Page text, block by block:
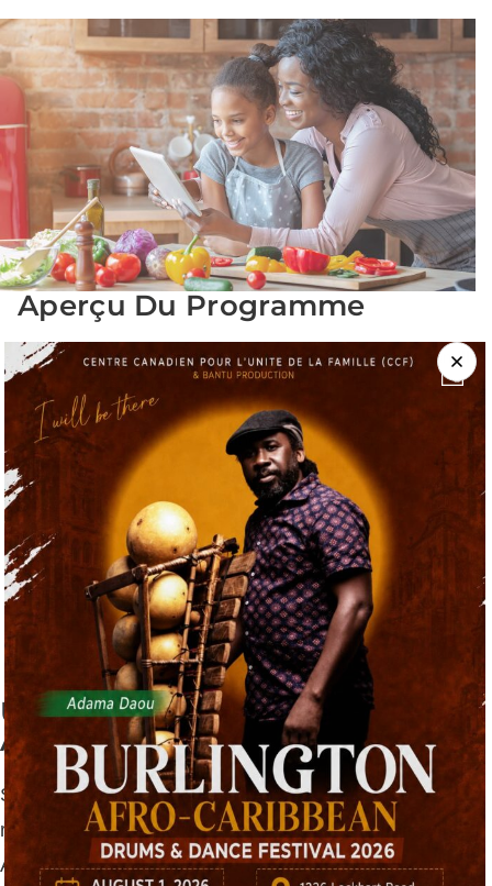
Aperçu Du Programme
Nos ateliers de cuisines adaptés à la situation des familles
favorisent l’autonomie de ces derniers, et leur permettront
d’économiser du temps et de l’argent en développant des
habitudes alimentaires saines. Nos ateliers de cuisine
favorisent également le transfert intergénérationnel des
cultures gastronomiques des familles.
Une Activité Familiale
Amusante !
Sortez de la maison en famille, venez faire des
rencontres en français et tisser des liens d’amitié !
Augmentez votre confiance, vos habiletés culinaires